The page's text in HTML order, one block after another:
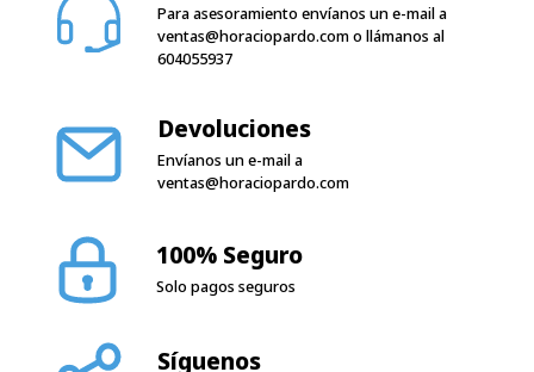
Para asesoramiento envíanos un e-mail a
ventas@horaciopardo.como llámanos al
604055937
Devoluciones
Envíanos un e-mail a
ventas@horaciopardo.com
100% Seguro
Solo pagos seguros
Síguenos